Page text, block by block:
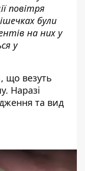
повітря
були
на них у
у
що везуть
Наразі
та вид